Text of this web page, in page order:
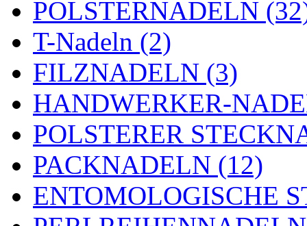
POLSTERNADELN
T-Nadeln (2)
FILZNADELN (3)
HANDWERKER-
POLSTERER
PACKNADELN (12)
ENTOMOLOGISCHE